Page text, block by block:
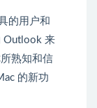
的用户和
Outlook 来
熟知和信
的新功